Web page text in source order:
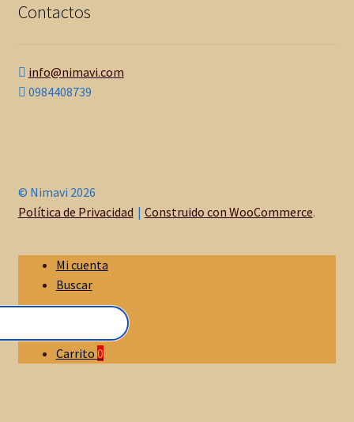
Contactos
info@nimavi.com
0984408739
© Nimavi 2026
Política de Privacidad
Construido con WooCommerce.
Mi cuenta
Buscar
Carrito 0